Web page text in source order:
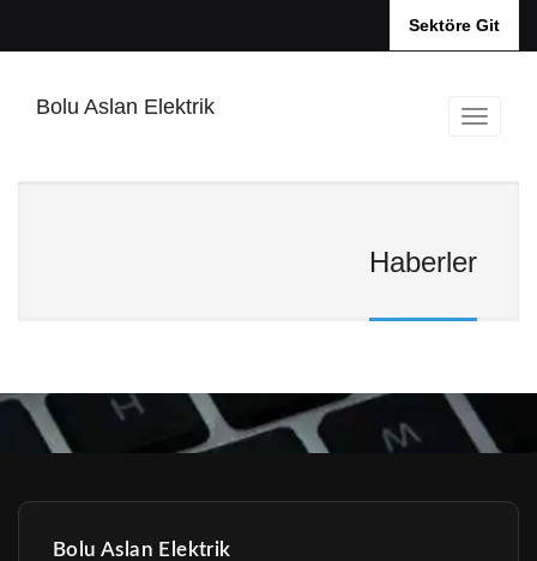
Sektöre Git
Bolu Aslan Elektrik
Haberler
Bolu Aslan Elektrik